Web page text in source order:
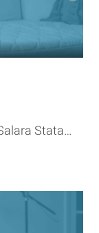
Á un jet de pierre de la mer, Via Salara Statale 9